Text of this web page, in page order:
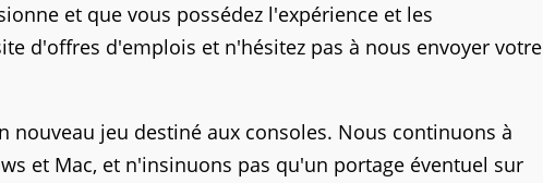
et que vous possédez l'expérience et les
d'offres d'emplois et n'hésitez pas à nous envoyer votre
jeu destiné aux consoles. Nous continuons à
et Mac, et n'insinuons pas qu'un portage éventuel sur